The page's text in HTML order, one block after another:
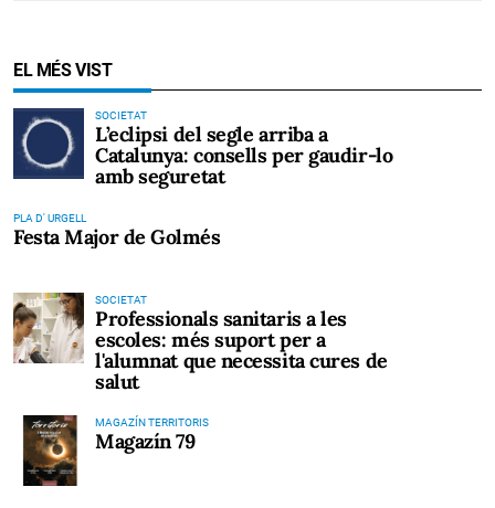
EL MÉS VIST
SOCIETAT
L’eclipsi del segle arriba a
Catalunya: consells per gaudir-lo
amb seguretat
PLA D' URGELL
Festa Major de Golmés
SOCIETAT
Professionals sanitaris a les
escoles: més suport per a
l'alumnat que necessita cures de
salut
MAGAZÍN TERRITORIS
Magazín 79